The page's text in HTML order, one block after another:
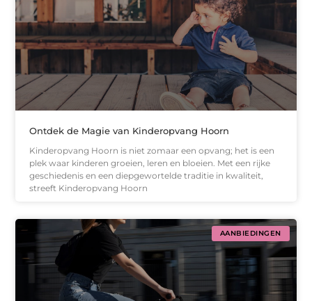
Ontdek de Magie van Kinderopvang Hoorn
Kinderopvang Hoorn is niet zomaar een opvang; het is een
plek waar kinderen groeien, leren en bloeien. Met een rijke
geschiedenis en een diepgewortelde traditie in kwaliteit,
streeft Kinderopvang Hoorn
AANBIEDINGEN